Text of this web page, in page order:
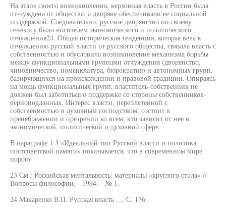
На этапе своего возникновения, верховная власть в России была
от-чуждена от общества, а дворяне обеспечивали ее социальной
поддержкой. Следовательно, русское дворянство по своему
генезису было носителем экономического и политического
отчуждения24. Общая историческая тенденция, которая вела к
отчуждению русской власти от русского общества, связала власть с
собственностью и обусловила возникновение механизма борьбы
между функциональными группами отчуждения (дворянство,
чиновничество, номенклатура, бюрократия) и автономных групп,
базирующихся на происхождении и правовой традиции. Опираясь
на мощь функциональных групп, властитель-собственник не
должен был заботиться о поддержке со стороны собственников-
верноподданных. Интерес власти, переплетенной с
собственностью и духовным господством, состоит в
пренебрежении и презрении ко всем, кто зависит от нее в
экономической, политической и духовной сфере.
В параграфе 1.3 «Идеальный тип Русской власти и политика
постсоветской памяти» показывается, что в современном мире
порою
23 См.: Российская менталыюсть: материалы «круглого стола» //
Вопросы философии. - 1994. - № 1.
24 Макаренко В.П. Русская власть ..., С. 176.